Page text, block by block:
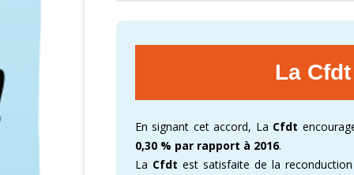
FIL D’ACTUALITÉ DE L’UES OBS
GLOSSAIRE DE L’UES OBS
TRACTS CFDT UES OBS
RÉUNION D’INFORMATIONS CFDT
VOS MÉMO-
ACCORDS
La
En signant cet accord, La Cfdt
0,30 % par rapport à 2016.
La Cfdt est satisfaite de la